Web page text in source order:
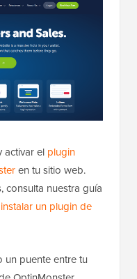
activar el plugin
en tu sitio web.
consulta nuestra guía
un plugin de
un puente entre tu